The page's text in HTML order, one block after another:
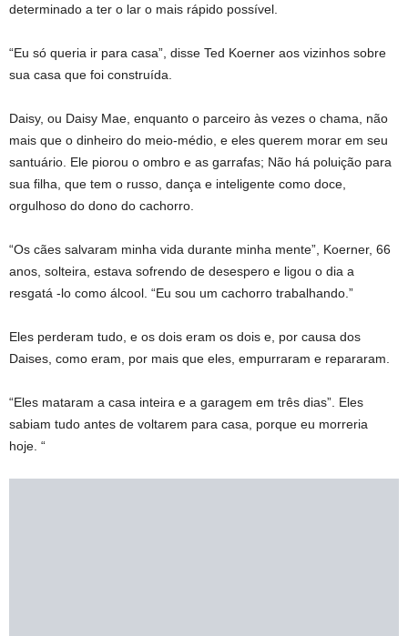
determinado a ter o lar o mais rápido possível.
“Eu só queria ir para casa”, disse Ted Koerner aos vizinhos sobre
sua casa que foi construída.
Daisy, ou Daisy Mae, enquanto o parceiro às vezes o chama, não
mais que o dinheiro do meio-médio, e eles querem morar em seu
santuário. Ele piorou o ombro e as garrafas; Não há poluição para
sua filha, que tem o russo, dança e inteligente como doce,
orgulhoso do dono do cachorro.
“Os cães salvaram minha vida durante minha mente”, Koerner, 66
anos, solteira, estava sofrendo de desespero e ligou o dia a
resgatá -lo como álcool. “Eu sou um cachorro trabalhando.”
Eles perderam tudo, e os dois eram os dois e, por causa dos
Daises, como eram, por mais que eles, empurraram e repararam.
“Eles mataram a casa inteira e a garagem em três dias”. Eles
sabiam tudo antes de voltarem para casa, porque eu morreria
hoje. “